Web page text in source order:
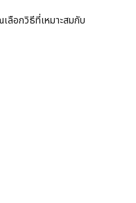
ลือกวิธีที่เหมาะสมกับ